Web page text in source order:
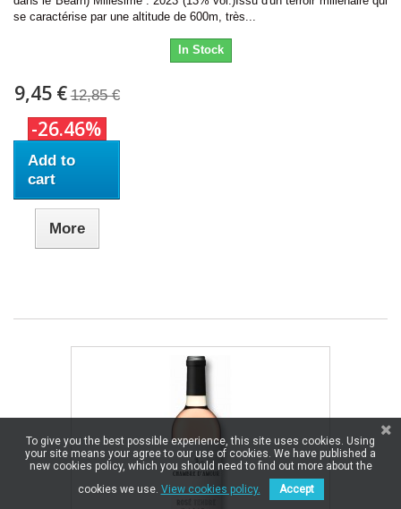
se caractérise par une altitude de 600m, très...
In Stock
9,45 € 12,85 €
-26.46%
Add to
cart
More
To give you the best possible experience, this site uses cookies. Using
your site means your agree to our use of cookies. We have published a
new cookies policy, which you should need to find out more about the
cookies we use. View cookies policy. Accept